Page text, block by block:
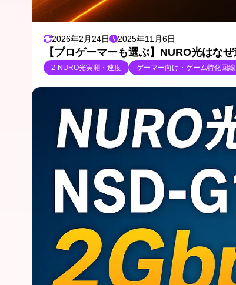
2026年2月24日 2025年11月6日
【プロゲーマーも選ぶ】NURO光はな
2-NURO光実測・速度 ゲーマー向け・ゲーム特化回線